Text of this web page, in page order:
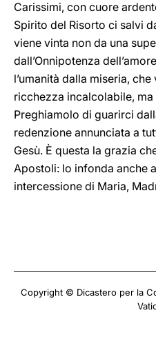
Carissimi, con cuore
Spirito del Risorto ci salvi
viene vinta non da una
dall’Onnipotenza
l’umanità dalla miseria,
ricchezza incalcolabile,
Preghiamolo di guarirci
redenzione annunciata a
Gesù. È questa la grazia
Apostoli: lo infonda anche
intercessione di Maria,
Copyright © Dicastero per la